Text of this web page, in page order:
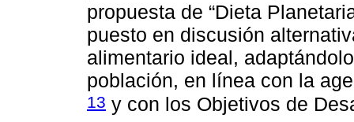
propuesta de “Dieta
puesto en discusión
alimentario ideal,
población, en línea con la
13 y con los Objetivos de